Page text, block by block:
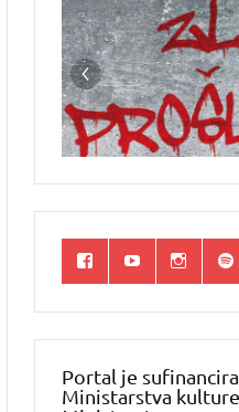
Portal je
Ministarstva